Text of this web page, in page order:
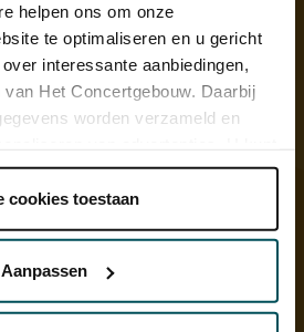
helpen ons om onze
te optimaliseren en u gericht
interessante aanbiedingen,
Het Concertgebouw. Daarbij
worden verzameld en
welke cookies wij mogen
hier. Lees onze
op onze website kunt u uw
cookies toestaan
Aanpassen